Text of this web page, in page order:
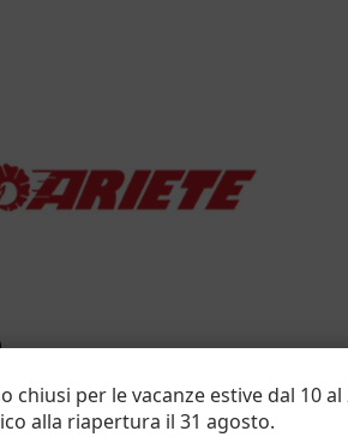
frammentarsi.
del livello di ramatura della
chiusi per le vacanze estive dal 10
alla riapertura il 31 agosto.